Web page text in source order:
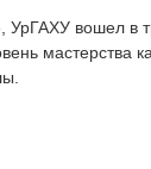
УрГАХУ вошел в
мастерства